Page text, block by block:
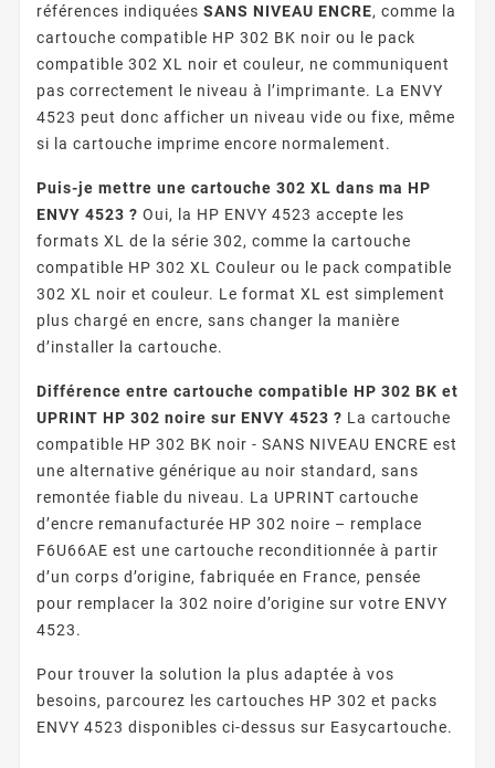
références indiquées SANS NIVEAU ENCRE, comme la
cartouche compatible HP 302 BK noir ou le pack
compatible 302 XL noir et couleur, ne communiquent
pas correctement le niveau à l’imprimante. La ENVY
4523 peut donc afficher un niveau vide ou fixe, même
si la cartouche imprime encore normalement.
Puis-je mettre une cartouche 302 XL dans ma HP
ENVY 4523 ? Oui, la HP ENVY 4523 accepte les
formats XL de la série 302, comme la cartouche
compatible HP 302 XL Couleur ou le pack compatible
302 XL noir et couleur. Le format XL est simplement
plus chargé en encre, sans changer la manière
d’installer la cartouche.
Différence entre cartouche compatible HP 302 BK et
UPRINT HP 302 noire sur ENVY 4523 ? La cartouche
compatible HP 302 BK noir - SANS NIVEAU ENCRE est
une alternative générique au noir standard, sans
remontée fiable du niveau. La UPRINT cartouche
d’encre remanufacturée HP 302 noire – remplace
F6U66AE est une cartouche reconditionnée à partir
d’un corps d’origine, fabriquée en France, pensée
pour remplacer la 302 noire d’origine sur votre ENVY
4523.
Pour trouver la solution la plus adaptée à vos
besoins, parcourez les cartouches HP 302 et packs
ENVY 4523 disponibles ci-dessus sur Easycartouche.